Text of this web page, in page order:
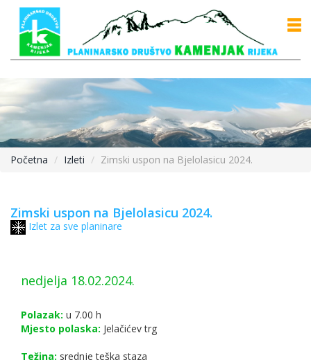
Početna Izleti Zimski uspon na Bjelolasicu 2024.
Zimski uspon na Bjelolasicu 2024.
Izlet za sve planinare
nedjelja 18.02.2024.
Polazak: u 7.00 h
Mjesto polaska: Jelačićev trg
Težina: srednje teška staza